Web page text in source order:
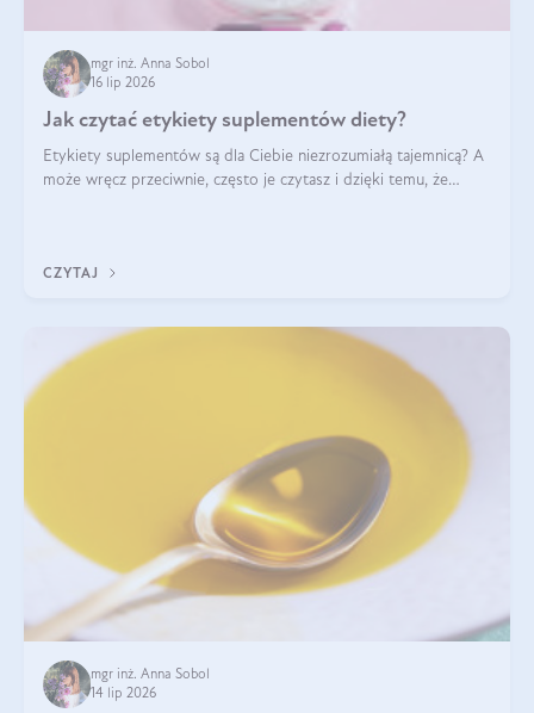
mgr inż. Anna Sobol
16 lip 2026
Jak czytać etykiety suplementów diety?
Etykiety suplementów są dla Ciebie niezrozumiałą tajemnicą? A
może wręcz przeciwnie, często je czytasz i dzięki temu, że
CZYTAJ
mgr inż. Anna Sobol
14 lip 2026